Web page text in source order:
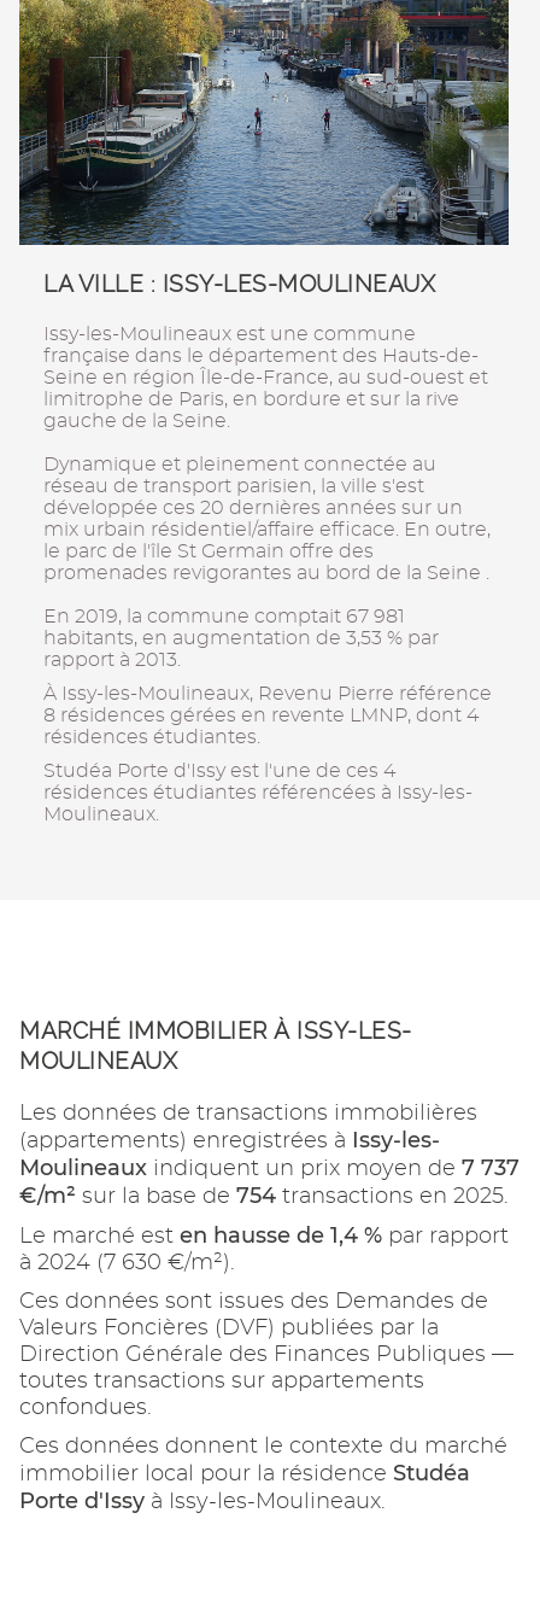
LA VILLE : ISSY-LES-MOULINEAUX
Issy-les-Moulineaux est une commune
française dans le département des Hauts-de-
Seine en région Île-de-France, au sud-ouest et
limitrophe de Paris, en bordure et sur la rive
gauche de la Seine.
Dynamique et pleinement connectée au
réseau de transport parisien, la ville s'est
développée ces 20 dernières années sur un
mix urbain résidentiel/affaire efficace. En outre,
le parc de l'île St Germain offre des
promenades revigorantes au bord de la Seine .
En 2019, la commune comptait 67 981
habitants, en augmentation de 3,53 % par
rapport à 2013.
À Issy-les-Moulineaux, Revenu Pierre référence
8 résidences gérées en revente LMNP, dont 4
résidences étudiantes.
Studéa Porte d'Issy est l'une de ces 4
résidences étudiantes référencées à Issy-les-
Moulineaux.
MARCHÉ IMMOBILIER À ISSY-LES-
MOULINEAUX
Les données de transactions immobilières
(appartements) enregistrées à Issy-les-
Moulineaux indiquent un prix moyen de 7 737
€/m² sur la base de 754 transactions en 2025.
Le marché est en hausse de 1,4 % par rapport
à 2024 (7 630 €/m²).
Ces données sont issues des Demandes de
Valeurs Foncières (DVF) publiées par la
Direction Générale des Finances Publiques —
toutes transactions sur appartements
confondues.
Ces données donnent le contexte du marché
immobilier local pour la résidence Studéa
Porte d'Issy à Issy-les-Moulineaux.